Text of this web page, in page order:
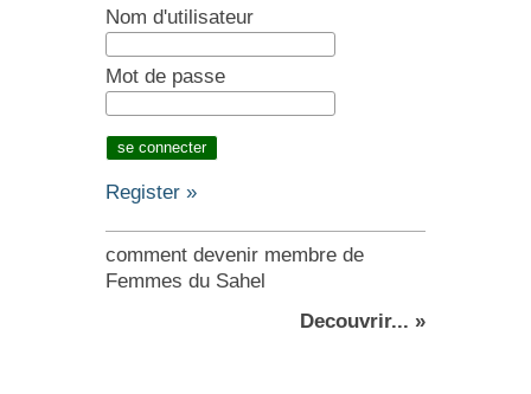
Nom d'utilisateur
Mot de passe
Register »
comment devenir membre de
Femmes du Sahel
Decouvrir... »